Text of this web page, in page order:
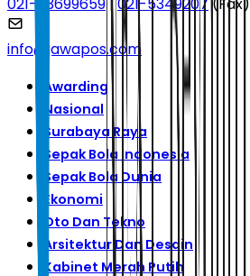
info@jawapos.com
Awarding
Nasional
Surabaya Raya
Sepak Bola Indonesia
Sepak Bola Dunia
Ekonomi
Oto Dan Tekno
Arsitektur Dan Desain
Kabinet Merah Putih